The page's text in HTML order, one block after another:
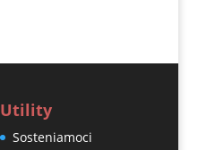
Utility
Sosteniamoci